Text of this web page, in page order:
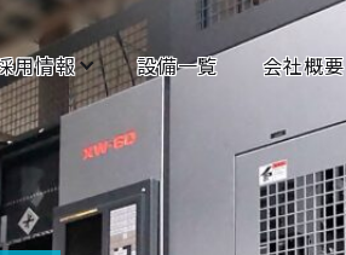
用情報 設備一覧 会社概要